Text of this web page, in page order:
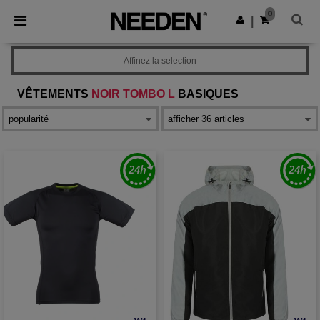
× Appli Needen
Meilleurs prix sur l’app !
Obtenir l'appli
0
VÊTEMENTS NOIR TOMBO L BASIQUES
Affinez la selection